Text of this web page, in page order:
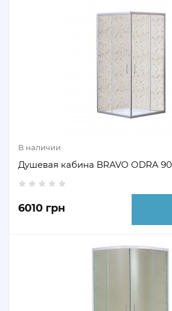
В наличии
Душевая кабина BRAVO ODRA
6010 грн